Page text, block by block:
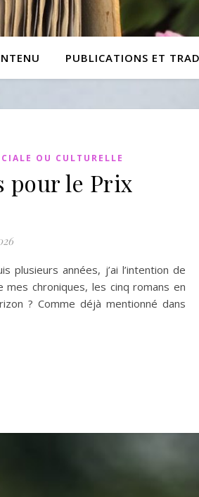
PUBLICATIONS ET
OU CULTURELLE
pour le Prix
plusieurs années, j’ai l’intention de
chroniques, les cinq romans en
? Comme déjà mentionné dans